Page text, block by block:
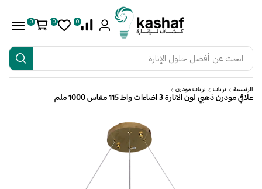
ابحث عن أفضل حلول الإنارة
0
0
0
الرئيسية ثريات ثريات مودرن
علاقي مودرن ذهبي لون الانارة 3 اضاءات واط 115 مقاس 1000 ملم